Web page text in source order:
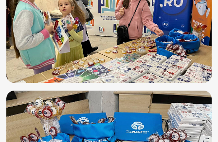
Кибершкола
Итоги событий
Личный кабинет
English
События
Итоги событий
Игры и тренажеры
Игра «Знания»
Знания в тестах
Викторина
Словарь